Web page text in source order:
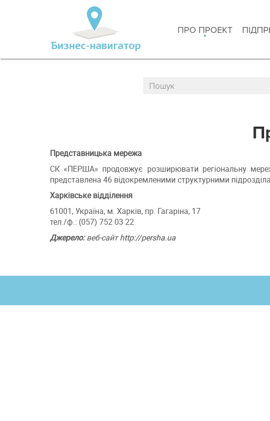
ПРО ПРОЕКТ
Представницька мережа
СК «ПЕРША» продовжує розширювати регіональну
представлена 46 відокремленими структурними
Харківське відділення
61001, Україна, м. Харків, пр. Гагаріна, 17
тел./ф.: (057) 752 03 22
Джерело:веб-сайтhttp://persha.ua